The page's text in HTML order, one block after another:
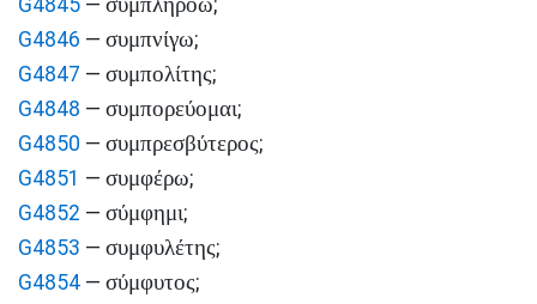
G4845 —
;
G4846 — συμπνίγω;
G4847 — συμπολίτης;
G4848 — συμπορεύομαι;
G4850 — συμπρεσβύτερος;
G4851 — συμφέρω;
G4852 — σύμφημι;
G4853 — συμφυλέτης;
G4854 — σύμφυτος;